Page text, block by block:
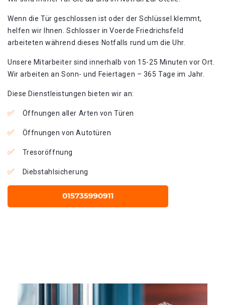
Wenn die Tür geschlossen ist oder der Schlüssel klemmt,
helfen wir Ihnen. Schlosser in Voerde Friedrichsfeld
arbeiteten während dieses Notfalls rund um die Uhr.
Unsere Mitarbeiter sind innerhalb von 15-25 Minuten vor Ort.
Wir arbeiten an Sonn- und Feiertagen – 365 Tage im Jahr.
Diese Dienstleistungen bieten wir an:
Öffnungen aller Arten von Türen
Öffnungen von Autotüren
Tresoröffnung
Diebstahlsicherung